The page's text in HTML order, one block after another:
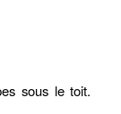
sous le toit.